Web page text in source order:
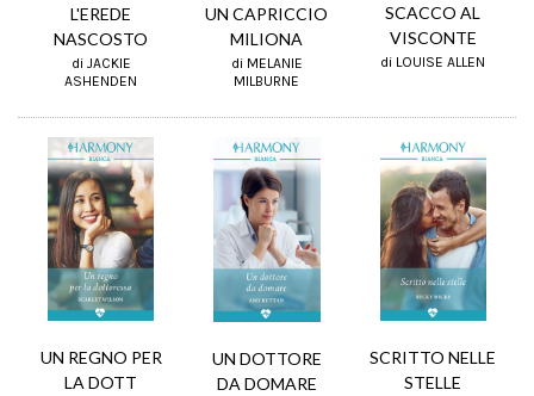
L'EREDE
NASCOSTO
di JACKIE
ASHENDEN
UN CAPRICCIO
MILIONA
di MELANIE
MILBURNE
SCACCO AL
VISCONTE
di LOUISE ALLEN
UN REGNO PER
LA DOTT
UN DOTTORE
DA DOMARE
SCRITTO NELLE
STELLE